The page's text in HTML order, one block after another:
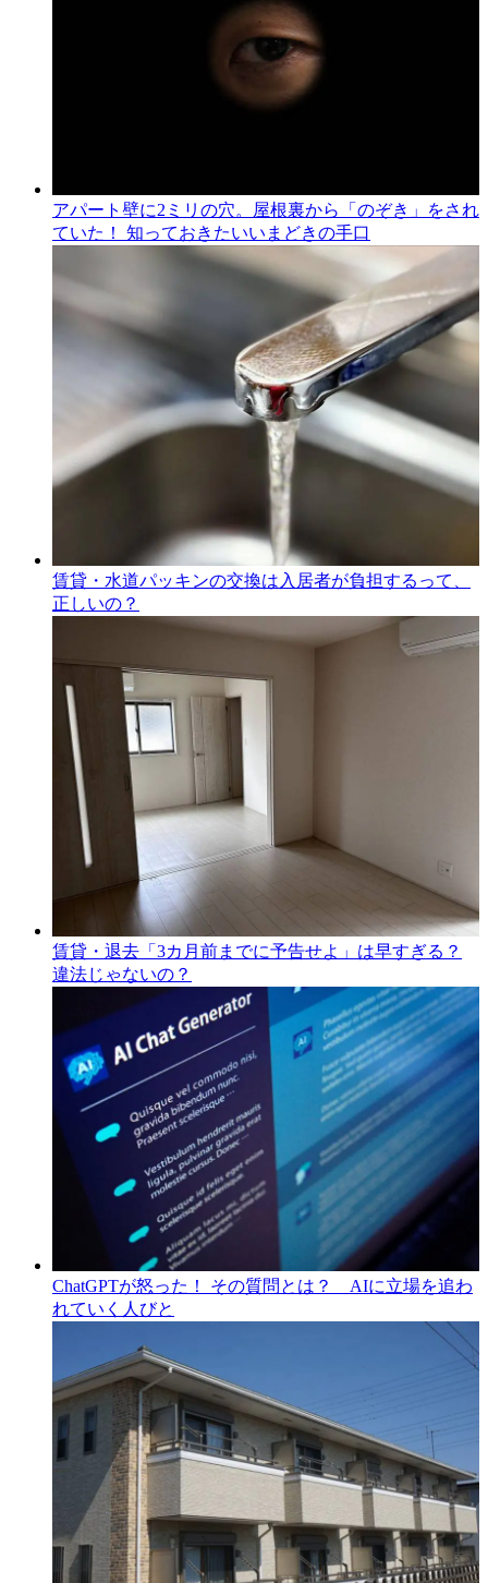
アパート壁に2ミリの穴。屋根裏から「のぞき」をされ
ていた！ 知っておきたいいまどきの手口
賃貸・水道パッキンの交換は入居者が負担するって、
正しいの？
賃貸・退去「3カ月前までに予告せよ」は早すぎる？
違法じゃないの？
ChatGPTが怒った！ その質問とは？ AIに立場を追わ
れていく人びと